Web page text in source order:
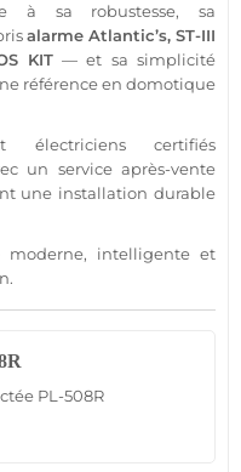
à sa robustesse, sa
alarme Atlantic’s,ST-III
KIT— et sa simplicité
référence en domotique
électriciens certifiés
un service après-vente
une installation durable
moderne, intelligente et
PL-508R